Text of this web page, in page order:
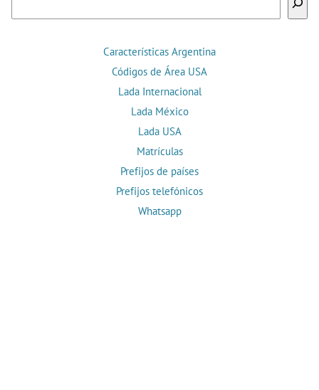
Características Argentina
Códigos de Área USA
Lada Internacional
Lada México
Lada USA
Matrículas
Prefijos de países
Prefijos telefónicos
Whatsapp